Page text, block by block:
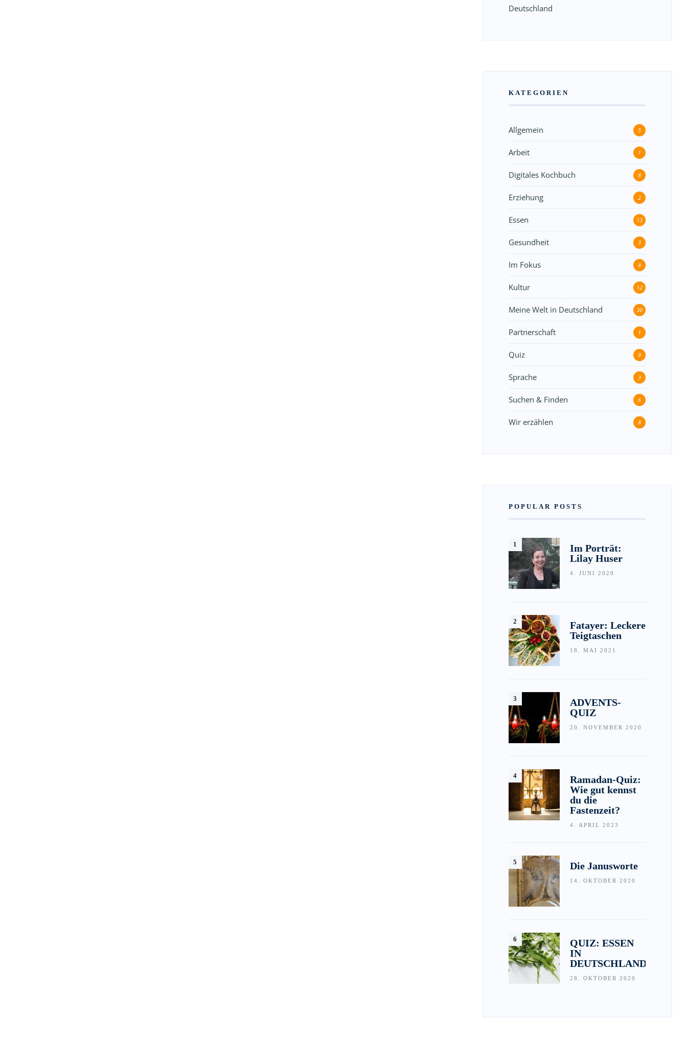
Deutschland
KATEGORIEN
Allgemein 5
Arbeit 1
Digitales Kochbuch 8
Erziehung 2
Essen 13
Gesundheit 3
Im Fokus 8
Kultur 12
Meine Welt in Deutschland 30
Partnerschaft 1
Quiz 9
Sprache 3
Suchen & Finden 6
Wir erzählen 8
POPULAR POSTS
Im Porträt:
Lilay Huser
4. JUNI 2020
Fatayer: Leckere
Teigtaschen
18. MAI 2021
ADVENTS-
QUIZ
20. NOVEMBER 2020
Ramadan-Quiz:
Wie gut kennst
du die
Fastenzeit?
4. APRIL 2023
Die Janusworte
14. OKTOBER 2020
QUIZ: ESSEN
IN
DEUTSCHLAND
28. OKTOBER 2020